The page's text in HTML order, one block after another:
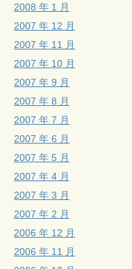
2008 年 1 月
2007 年 12 月
2007 年 11 月
2007 年 10 月
2007 年 9 月
2007 年 8 月
2007 年 7 月
2007 年 6 月
2007 年 5 月
2007 年 4 月
2007 年 3 月
2007 年 2 月
2006 年 12 月
2006 年 11 月